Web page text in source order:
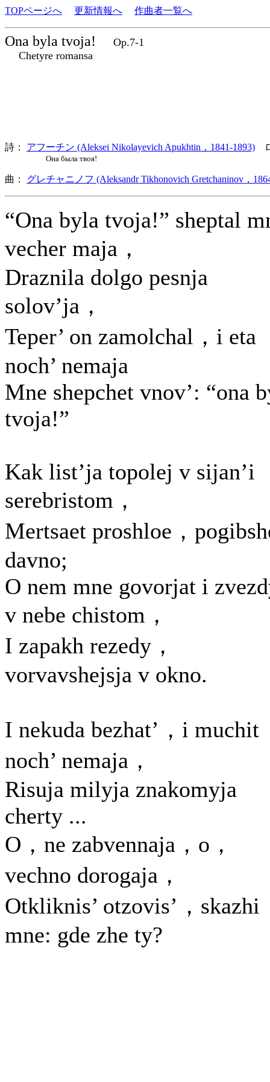
TOPページへ 更新情報へ 作曲者一覧へ
Ona byla tvoja!
Op.7-1
Chetyre romansa
詩： アフーチン (Aleksei Nikolayevich Apukhtin，1841-1893)
Она была твоя!
曲： グレチャニノフ (Aleksandr Tikhonovich Gretchaninov，
“Ona byla tvoja!” sheptal
vecher maja，
Draznila dolgo pesnja
solov’ja，
Teper’ on zamolchal，i eta
noch’ nemaja
Mne shepchet vnov’: “ona
tvoja!”
Kak list’ja topolej v sijan’i
serebristom，
Mertsaet proshloe，
davno;
O nem mne govorjat i
v nebe chistom，
I zapakh rezedy，
vorvavshejsja v okno.
I nekuda bezhat’，i muchit
noch’ nemaja，
Risuja milyja znakomyja
cherty ...
O，ne zabvennaja，o，
vechno dorogaja，
Otkliknis’ otzovis’，skazhi
mne: gde zhe ty?